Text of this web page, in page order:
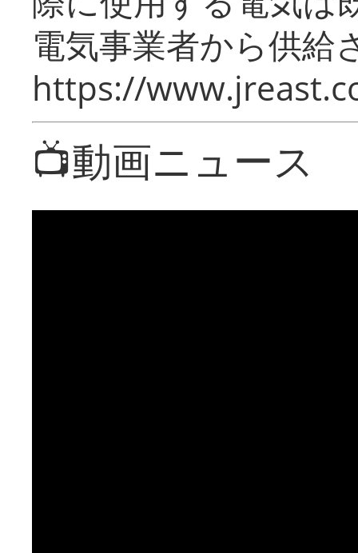
電気事業者から供給
https://
📺動画ニュース